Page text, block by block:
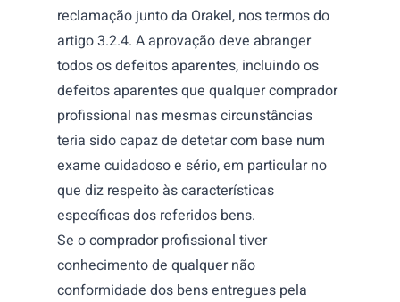
reclamação junto da Orakel, nos termos do
artigo 3.2.4. A aprovação deve abranger
todos os defeitos aparentes, incluindo os
defeitos aparentes que qualquer comprador
profissional nas mesmas circunstâncias
teria sido capaz de detetar com base num
exame cuidadoso e sério, em particular no
que diz respeito às características
específicas dos referidos bens.
Se o comprador profissional tiver
conhecimento de qualquer não
conformidade dos bens entregues pela